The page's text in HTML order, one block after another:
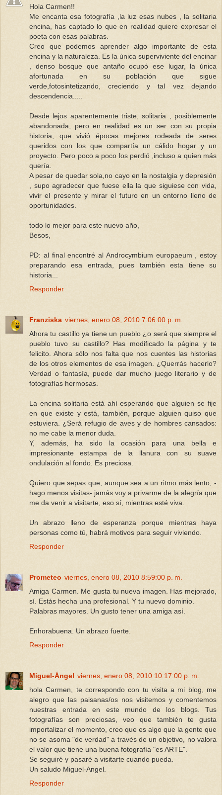
Hola Carmen!!
Me encanta esa fotografía ,la luz esas nubes , la solitaria
encina, has captado lo que en realidad quiere expresar el
poeta con esas palabras.
Creo que podemos aprender algo importante de esta
encina y la naturaleza. Es la única superviviente del encinar
, denso bosque que antaño ocupó ese lugar, la única
afortunada en su población que sigue
verde,fotosintetizando, creciendo y tal vez dejando
descendencia.....
Desde lejos aparentemente triste, solitaria , posiblemente
abandonada, pero en realidad es un ser con su propia
historia, que vivió épocas mejores rodeada de seres
queridos con los que compartía un cálido hogar y un
proyecto. Pero poco a poco los perdió ,incluso a quien más
quería.
A pesar de quedar sola,no cayo en la nostalgia y depresión
, supo agradecer que fuese ella la que siguiese con vida,
vivir el presente y mirar el futuro en un entorno lleno de
oportunidades.
todo lo mejor para este nuevo año,
Besos,
PD: al final encontré al Androcymbium europaeum , estoy
preparando esa entrada, pues también esta tiene su
historia...
Responder
Franziska viernes, enero 08, 2010 7:06:00 p. m.
Ahora tu castillo ya tiene un pueblo ¿o será que siempre el
pueblo tuvo su castillo? Has modificado la página y te
felicito. Ahora sólo nos falta que nos cuentes las historias
de los otros elementos de esa imagen. ¿Querrás hacerlo?
Verdad o fantasía, puede dar mucho juego literario y de
fotografías hermosas.
La encina solitaria está ahí esperando que alguien se fije
en que existe y está, también, porque alguien quiso que
estuviera. ¿Será refugio de aves y de hombres cansados:
no me cabe la menor duda.
Y, además, ha sido la ocasión para una bella e
impresionante estampa de la llanura con su suave
ondulación al fondo. Es preciosa.
Quiero que sepas que, aunque sea a un ritmo más lento, -
hago menos visitas- jamás voy a privarme de la alegría que
me da venir a visitarte, eso sí, mientras esté viva.
Un abrazo lleno de esperanza porque mientras haya
personas como tú, habrá motivos para seguir viviendo.
Responder
Prometeo viernes, enero 08, 2010 8:59:00 p. m.
Amiga Carmen. Me gusta tu nueva imagen. Has mejorado,
sí. Estás hecha una profesional. Y tu nuevo dominio.
Palabras mayores. Un gusto tener una amiga así.
Enhorabuena. Un abrazo fuerte.
Responder
Miguel-Ángel viernes, enero 08, 2010 10:17:00 p. m.
hola Carmen, te correspondo con tu visita a mi blog, me
alegro que las paisanas/os nos visitemos y comentemos
nuestras entrada en este mundo de los blogs. Tus
fotografías son preciosas, veo que también te gusta
importalizar el momento, creo que es algo que la gente que
no se asoma "de verdad" a través de un objetivo, no valora
el valor que tiene una buena fotografía "es ARTE".
Se seguiré y pasaré a visitarte cuando pueda.
Un saludo Miguel-Angel.
Responder